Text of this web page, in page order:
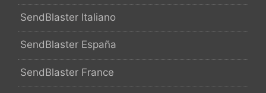
SendBlaster Italiano
SendBlaster España
SendBlaster France